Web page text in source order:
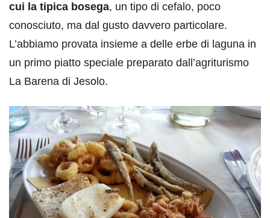
cui la tipica bosega, un tipo di cefalo, poco
conosciuto, ma dal gusto davvero particolare.
L’abbiamo provata insieme a delle erbe di laguna in
un primo piatto speciale preparato dall’agriturismo
La Barena di Jesolo.